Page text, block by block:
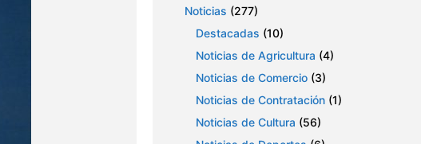
Noticias (277)
Destacadas (10)
Noticias de Agricultura (4)
Noticias de Comercio (3)
Noticias de Contratación (1)
Noticias de Cultura (56)